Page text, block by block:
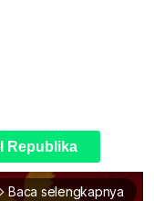
Republika
Baca selengkapnya